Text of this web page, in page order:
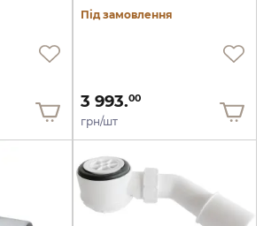
Під замовлення
3 993.00
грн/шт